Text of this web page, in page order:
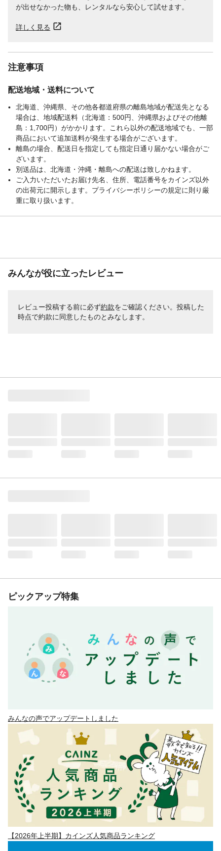
が出せなかった物も、レンタルなら安心して試せます。
詳しく見る
注意事項
配送地域・送料について
北海道、沖縄県、その他各都道府県の離島地域が配送先となる
場合は、地域配送料（北海道：500円、沖縄県およびその他離
島：1,700円）がかかります。これら以外の配送地域でも、一部
商品において追加送料が発生する場合がございます。
離島の場合、配送日を指定しても指定日通り届かない場合がご
ざいます。
別送品は、北海道・沖縄・離島への配送は致しかねます。
ご入力いただいたお届け先名、住所、電話番号をカインズ以外
の出荷元に開示します。プライバシーポリシーの規定に則り厳
重に取り扱います。
みんなが役に立ったレビュー
レビュー投稿する前に必ず約款をご確認ください。投稿した
時点で約款に同意したものとみなします。
ピックアップ特集
みんなの声でアップデートしました
【2026年上半期】カインズ人気商品ランキング